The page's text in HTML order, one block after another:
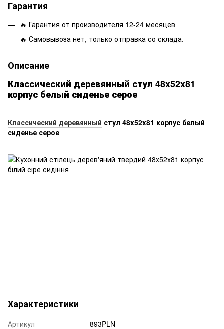
Гарантия
🔥 Гарантия от производителя 12-24 месяцев
🔥 Самовывоза нет, только отправка со склада.
Описание
Классический деревянный стул 48x52x81
корпус белый сиденье серое
Классический деревянный стул 48x52x81 корпус белый
сиденье серое
Характеристики
Артикул
893PLN